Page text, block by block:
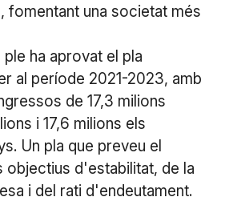
fomentant una societat més
ha aprovat el pla
al període 2021-2023, amb
de 17,3 milions
i 17,6 milions els
Un pla que preveu el
objectius d'estabilitat, de la
i del rati d'endeutament.